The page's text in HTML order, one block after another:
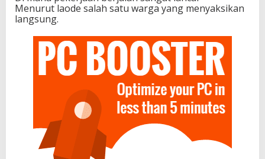
Menurut laode salah satu warga yang menyaksikan
langsung.